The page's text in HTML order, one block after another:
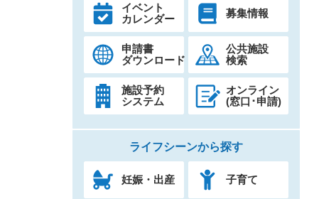
イベント
カレンダー
募集情報
申請書
ダウンロード
公共施設
検索
施設予約
システム
オンライン
(窓口･申請)
ライフシーンから探す
妊娠・出産 子育て